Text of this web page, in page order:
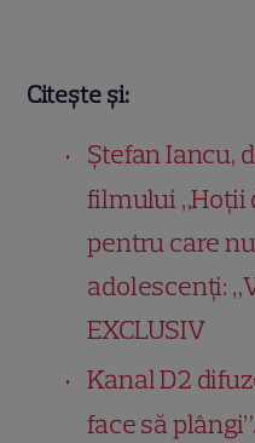
Citește și:
Ștefan Iancu,
filmului „Hoții
pentru care
adolescenți:
EXCLUSIV
Kanal D2
face să